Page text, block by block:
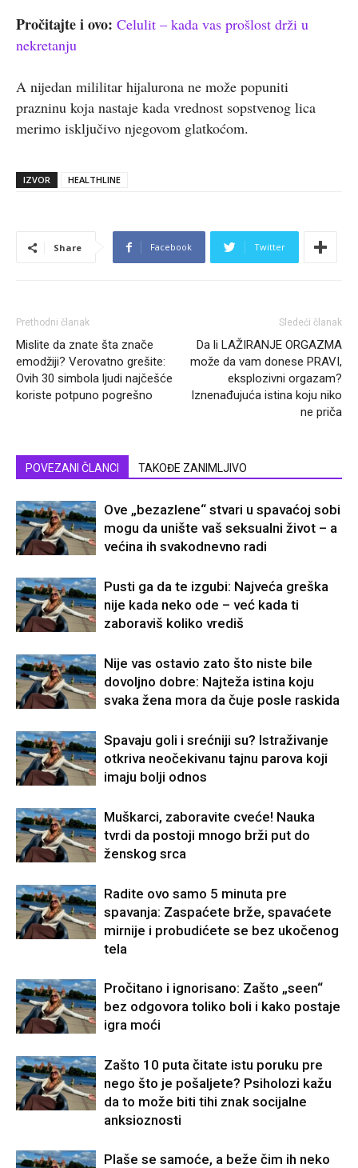
Pročitajte i ovo: Celulit – kada vas prošlost drži u
nekretanju
A nijedan mililitar hijalurona ne može popuniti
prazninu koja nastaje kada vrednost sopstvenog lica
merimo isključivo njegovom glatkoćom.
IZVOR HEALTHLINE
Share Facebook Twitter
Prethodni članak
Mislite da znate šta znače
emodžiji? Verovatno grešite:
Ovih 30 simbola ljudi najčešće
koriste potpuno pogrešno
Sledeći članak
Da li LAŽIRANJE ORGAZMA
može da vam donese PRAVI,
eksplozivni orgazam?
Iznenađujuća istina koju niko
ne priča
POVEZANI ČLANCI TAKOĐE ZANIMLJIVO
Ove „bezazlene“ stvari u spavaćoj sobi
mogu da unište vaš seksualni život – a
većina ih svakodnevno radi
Pusti ga da te izgubi: Najveća greška
nije kada neko ode – već kada ti
zaboraviš koliko vrediš
Nije vas ostavio zato što niste bile
dovoljno dobre: Najteža istina koju
svaka žena mora da čuje posle raskida
Spavaju goli i srećniji su? Istraživanje
otkriva neočekivanu tajnu parova koji
imaju bolji odnos
Muškarci, zaboravite cveće! Nauka
tvrdi da postoji mnogo brži put do
ženskog srca
Radite ovo samo 5 minuta pre
spavanja: Zaspaćete brže, spavaćete
mirnije i probudićete se bez ukočenog
tela
Pročitano i ignorisano: Zašto „seen“
bez odgovora toliko boli i kako postaje
igra moći
Zašto 10 puta čitate istu poruku pre
nego što je pošaljete? Psiholozi kažu
da to može biti tihi znak socijalne
anksioznosti
Plaše se samoće, a beže čim ih neko